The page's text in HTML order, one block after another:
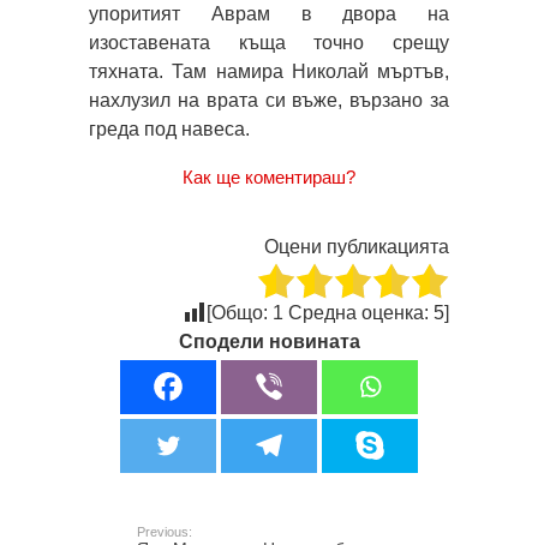
упоритият Аврам в двора на
изоставената къща точно срещу
тяхната. Там намира Николай мъртъв,
нахлузил на врата си въже, вързано за
греда под навеса.
Как ще коментираш?
Оцени публикацията
[Общо: 1 Средна оценка: 5]
Сподели новината
Previous: